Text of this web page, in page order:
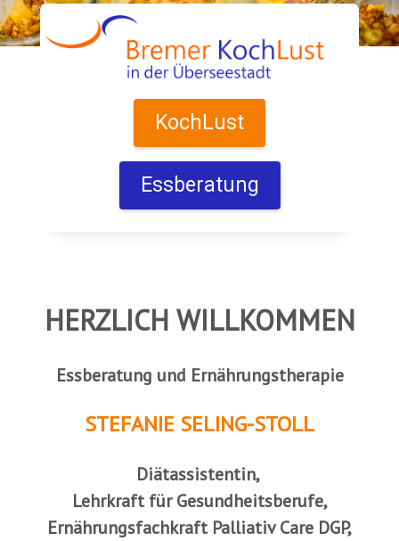
KochLust
Essberatung
HERZLICH WILLKOMMEN
Essberatung und Ernährungstherapie
STEFANIE SELING-STOLL
Diätassistentin,
Lehrkraft für Gesundheitsberufe,
Ernährungsfachkraft Palliativ Care DGP,